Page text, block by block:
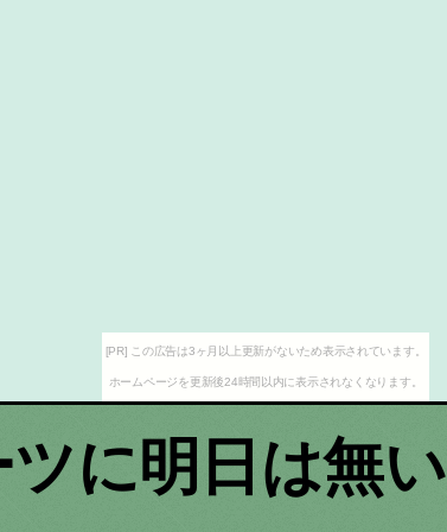
[PR] この広告は3ヶ月以上更新がないため表示されています。
ホームページを更新後24時間以内に表示されなくなります。
に明日は無い